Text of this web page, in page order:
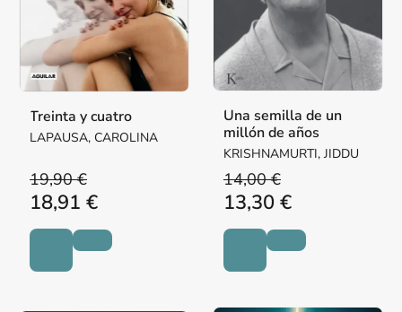
Treinta y cuatro
LAPAUSA, CAROLINA
19,90 €
18,91 €
Una semilla de un
millón de años
KRISHNAMURTI, JIDDU
14,00 €
13,30 €